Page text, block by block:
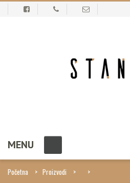
MENU
Početna Proizvodi